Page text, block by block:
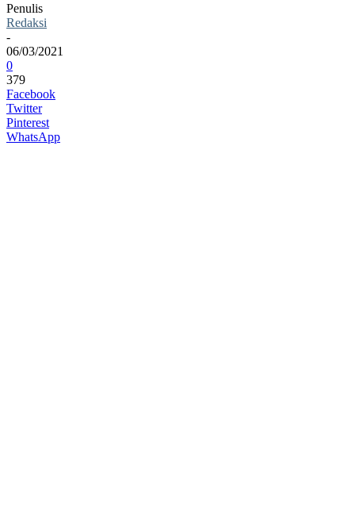
Penulis
Redaksi
-
06/03/2021
0
379
Facebook
Twitter
Pinterest
WhatsApp